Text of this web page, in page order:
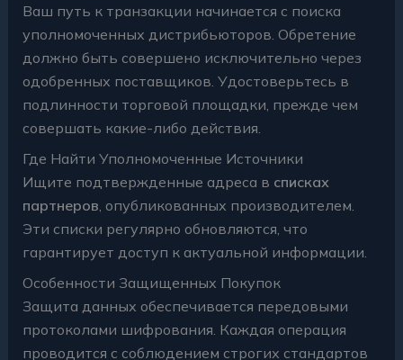
Ваш путь к транзакции начинается с поиска
уполномоченных дистрибьюторов. Обретение
должно быть совершено исключительно через
одобренных поставщиков. Удостоверьтесь в
подлинности торговой площадки, прежде чем
совершать какие-либо действия.
Где Найти Уполномоченные Источники
Ищите подтвержденные адреса в списках
партнеров , опубликованных производителем.
Эти списки регулярно обновляются, что
гарантирует доступ к актуальной информации.
Особенности Защищенных Покупок
Защита данных обеспечивается передовыми
протоколами шифрования. Каждая операция
проводится с соблюдением строгих стандартов